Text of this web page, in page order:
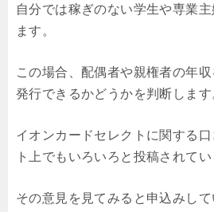
自分では稼ぎのない学生や専業
ます。
この場合、配偶者や親権者の年
発行できるかどうかを判断します
イオンカードセレクトに関する
ト上でもいろいろと投稿されてい
その意見を見てみると申込みし